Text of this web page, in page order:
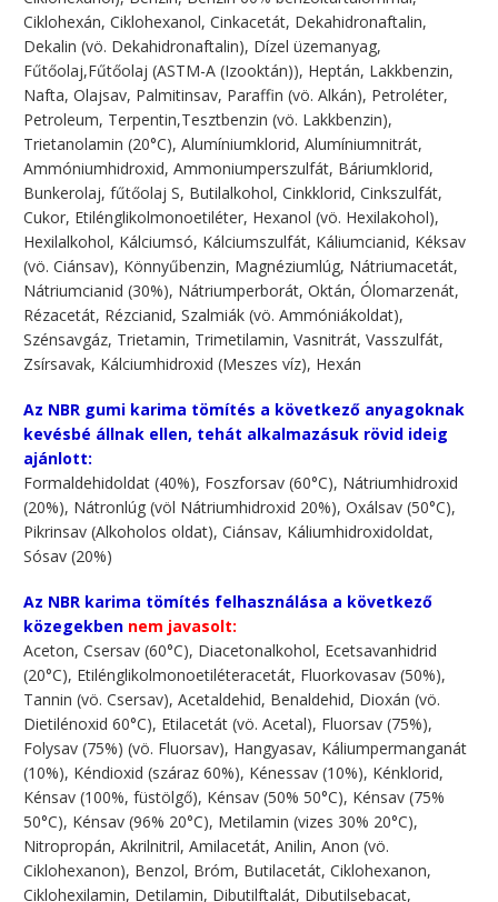
Ciklohexán, Ciklohexanol, Cinkacetát, Dekahidronaftalin,
Dekalin (vö. Dekahidronaftalin), Dízel üzemanyag,
Fűtőolaj,Fűtőolaj (ASTM-A (Izooktán)), Heptán, Lakkbenzin,
Nafta, Olajsav, Palmitinsav, Paraffin (vö. Alkán), Petroléter,
Petroleum, Terpentin,Tesztbenzin (vö. Lakkbenzin),
Trietanolamin (20°C), Alumíniumklorid, Alumíniumnitrát,
Ammóniumhidroxid, Ammoniumperszulfát, Báriumklorid,
Bunkerolaj, fűtőolaj S, Butilalkohol, Cinkklorid, Cinkszulfát,
Cukor, Etilénglikolmonoetiléter, Hexanol (vö. Hexilakohol),
Hexilalkohol, Kálciumsó, Kálciumszulfát, Káliumcianid, Kéksav
(vö. Ciánsav), Könnyűbenzin, Magnéziumlúg, Nátriumacetát,
Nátriumcianid (30%), Nátriumperborát, Oktán, Ólomarzenát,
Rézacetát, Rézcianid, Szalmiák (vö. Ammóniákoldat),
Szénsavgáz, Trietamin, Trimetilamin, Vasnitrát, Vasszulfát,
Zsírsavak, Kálciumhidroxid (Meszes víz), Hexán
Az NBR gumi karima tömítés a következő anyagoknak
kevésbé állnak ellen, tehát alkalmazásuk rövid ideig
ajánlott:
Formaldehidoldat (40%), Foszforsav (60°C), Nátriumhidroxid
(20%), Nátronlúg (völ Nátriumhidroxid 20%), Oxálsav (50°C),
Pikrinsav (Alkoholos oldat), Ciánsav, Káliumhidroxidoldat,
Sósav (20%)
Az NBR karima tömítés felhasználása a következő
közegekben nem javasolt:
Aceton, Csersav (60°C), Diacetonalkohol, Ecetsavanhidrid
(20°C), Etilénglikolmonoetiléteracetát, Fluorkovasav (50%),
Tannin (vö. Csersav), Acetaldehid, Benaldehid, Dioxán (vö.
Dietilénoxid 60°C), Etilacetát (vö. Acetal), Fluorsav (75%),
Folysav (75%) (vö. Fluorsav), Hangyasav, Káliumpermanganát
(10%), Kéndioxid (száraz 60%), Kénessav (10%), Kénklorid,
Kénsav (100%, füstölgő), Kénsav (50% 50°C), Kénsav (75%
50°C), Kénsav (96% 20°C), Metilamin (vizes 30% 20°C),
Nitropropán, Akrilnitril, Amilacetát, Anilin, Anon (vö.
Ciklohexanon), Benzol, Bróm, Butilacetát, Ciklohexanon,
Ciklohexilamin, Detilamin, Dibutilftalát, Dibutilsebacat,